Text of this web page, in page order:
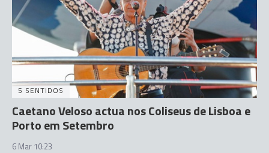
5 SENTIDOS
Caetano Veloso actua nos Coliseus de Lisboa e
Porto em Setembro
6 Mar 10:23